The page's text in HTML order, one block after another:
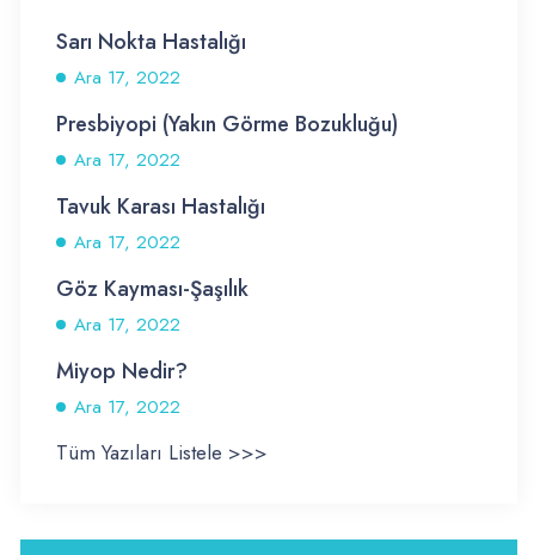
Sarı Nokta Hastalığı
Ara 17, 2022
Presbiyopi (Yakın Görme Bozukluğu)
Ara 17, 2022
Tavuk Karası Hastalığı
Ara 17, 2022
Göz Kayması-Şaşılık
Ara 17, 2022
Miyop Nedir?
Ara 17, 2022
Tüm Yazıları Listele >>>